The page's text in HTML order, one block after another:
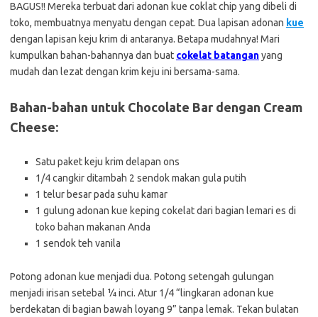
BAGUS!! Mereka terbuat dari adonan kue coklat chip yang dibeli di
toko, membuatnya menyatu dengan cepat. Dua lapisan adonan kue
dengan lapisan keju krim di antaranya. Betapa mudahnya! Mari
kumpulkan bahan-bahannya dan buat cokelat batanganyang
mudah dan lezat dengan krim keju ini bersama-sama.
Bahan-bahan untuk Chocolate Bar dengan Cream
Cheese:
Satu paket keju krim delapan ons
1/4 cangkir ditambah 2 sendok makan gula putih
1 telur besar pada suhu kamar
1 gulung adonan kue keping cokelat dari bagian lemari es di
toko bahan makanan Anda
1 sendok teh vanila
Potong adonan kue menjadi dua. Potong setengah gulungan
menjadi irisan setebal ¼ inci. Atur 1/4 “lingkaran adonan kue
berdekatan di bagian bawah loyang 9” tanpa lemak. Tekan bulatan